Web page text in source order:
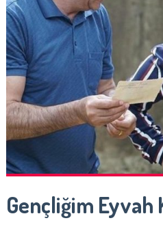
Gençliğim Eyvah